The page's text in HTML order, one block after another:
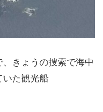
きょうの捜索で海中
いた観光船